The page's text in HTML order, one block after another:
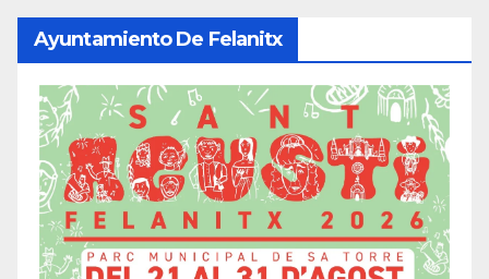
Ayuntamiento De Felanitx